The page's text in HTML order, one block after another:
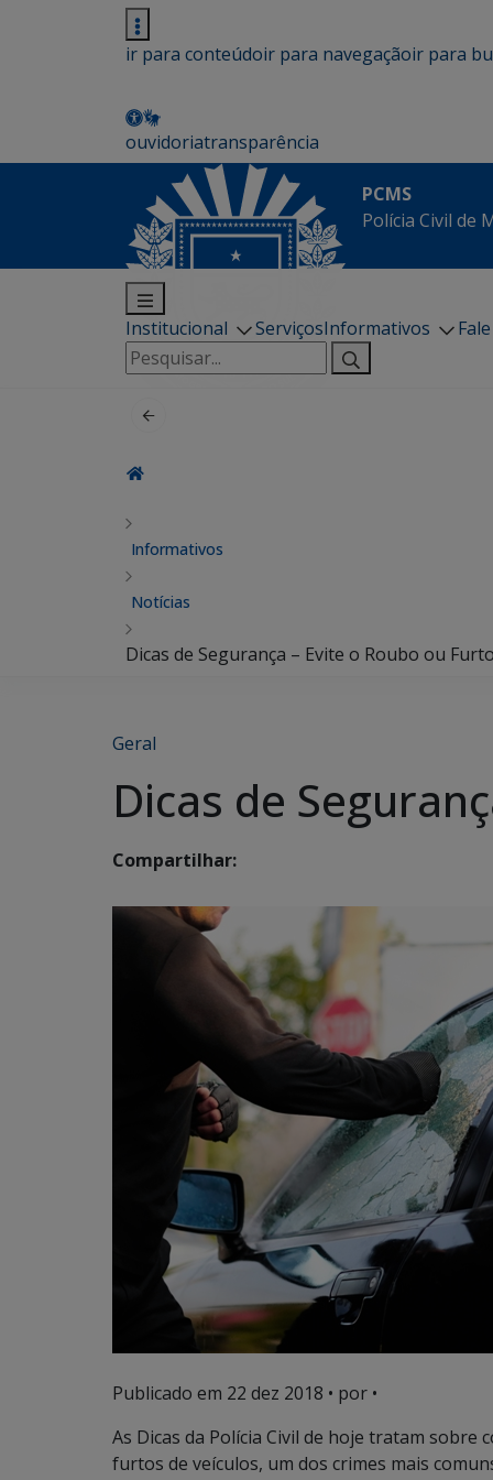
ir para conteúdoir para navegaçãoir para
ouvidoriatransparência
PCMS
Polícia Civil de
Institucional ServiçosInformativos
Pesquisar
por:
Informativos
Notícias
Dicas de Segurança – Evite o Roubo ou
Geral
Dicas de
Compartilhar:
Publicado em 22 dez 2018 • por •
As Dicas da Polícia Civil de hoje tratam
furtos de veículos, um dos crimes mais